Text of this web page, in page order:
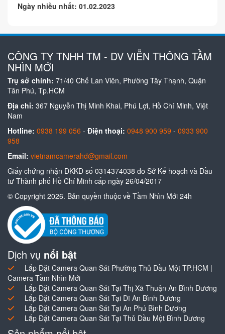
Ngày nhiều nhất: 01.02.2023
CÔNG TY TNHH TM - DV VIỄN THÔNG TẦM
NHÌN MỚI
Trụ sở chính: 71/40 Chế Lan Viên, Phường Tây Thạnh, Quận
Tân Phú, Tp.HCM
Địa chỉ: 367 Nguyễn Thị Minh Khai, Phú Lợi, Hồ Chí Minh, Việt
Nam
Hotline: 0938 199 056 - Điện thoại: 0948 900 959 - 0933 900
958
Email: vietnamcamerahd@gmail.com
Giấy chứng nhận ĐKKD số 0314374038 do Sở Kế hoạch và Đầu
tư Thành phố Hồ Chí Minh cấp ngày 26/04/2017
© Copyright 2026. Bản quyền thuộc về Tầm Nhìn Mới 24h
Dịch vụ nổi bật
Lắp Đặt Camera Quan Sát Phường Thủ Dầu Một TP.HCM |
Camera Tầm Nhìn Mới
Lắp Đặt Camera Quan Sát Tại Thị Xã Thuận An Bình Dương
Lắp Đặt Camera Quan Sát Tại Dĩ An Bình Dương
Lắp Đặt Camera Quan Sát Tại An Phú Bình Dương
Lắp Đặt Camera Quan Sát Tại Thủ Dầu Một Bình Dương